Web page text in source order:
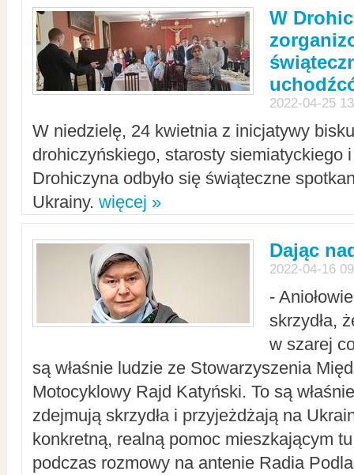
W
2022-04-25
W niedzielę, 24 kwietnia z inicjatywy
drohiczyńskiego, starosty siemiatyckiego
Drohiczyna odbyło się świąteczne
Ukrainy. więcej »
Dając
2022-04-16
-
skrzydła,
w szarej
są właśnie ludzie ze Stowarzyszenia
Motocyklowy Rajd Katyński. To są
zdejmują skrzydła i przyjeżdżają na
konkretną, realną pomoc mieszkającym
podczas rozmowy na antenie Radia